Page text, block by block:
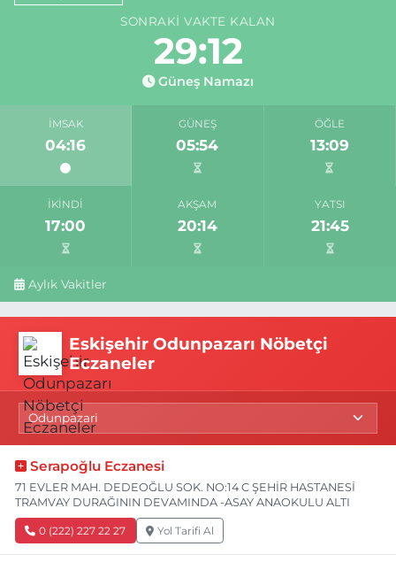
SONRAKI VAKTE KALAN
29:11
Güneş Namazı
İMSAK
04:16
GÜNEŞ
05:54
ÖĞLE
13:09
İKINDI
17:00
AKŞAM
20:14
YATSI
21:45
Aylık Vakitler
Eskişehir Odunpazarı Nöbetçi
Eczaneler
Serapoğlu Eczanesi
71 EVLER MAH. DEDEOĞLU SOK. NO:14 C ŞEHİR HASTANESİ
TRAMVAY DURAĞININ DEVAMINDA -ASAY ANAOKULU ALTI
0 (222) 227 22 27 Yol Tarifi Al